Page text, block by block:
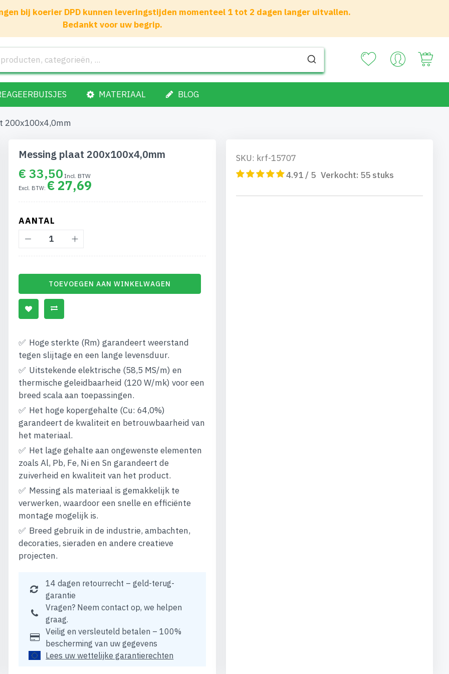
bij koerier DPD kunnen leveringstijden momenteel 1 tot 2 dagen langer uitvallen.
Bedankt voor uw begrip.
MATERIAAL BLOG
200x100x4,0mm
Messing plaat 200x100x4,0mm
€ 33,50
€ 27,69
AANTAL
TOEVOEGEN AAN WINKELWAGEN
Hoge sterkte (Rm) garandeert weerstand
tegen slijtage en een lange levensduur.
Uitstekende elektrische (58,5 MS/m) en
thermische geleidbaarheid (120 W/mk) voor een
breed scala aan toepassingen.
Het hoge kopergehalte (Cu: 64,0%)
garandeert de kwaliteit en betrouwbaarheid van
het materiaal.
Het lage gehalte aan ongewenste elementen
zoals Al, Pb, Fe, Ni en Sn garandeert de
zuiverheid en kwaliteit van het product.
Messing als materiaal is gemakkelijk te
verwerken, waardoor een snelle en efficiënte
montage mogelijk is.
Breed gebruik in de industrie, ambachten,
decoraties, sieraden en andere creatieve
projecten.
14 dagen retourrecht – geld-terug-
garantie
Vragen? Neem contact op, we helpen
graag.
Veilig en versleuteld betalen – 100%
bescherming van uw gegevens
Lees uw wettelijke garantierechten
SKU: krf-15707
4.91 / 5 Verkocht: 55stuks